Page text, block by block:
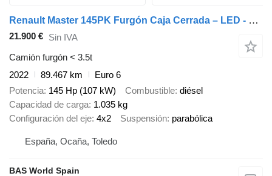
Renault Master 145PK Furgón Caja Cerrada – LED - Navegación – Aire Acond
21.900 € Sin IVA
Camión furgón < 3.5t
2022
89.467 km
Euro 6
Potencia 145 Hp (107 kW) Combustible diésel
Capacidad de carga 1.035 kg
Configuración del eje 4x2 Suspensión parabólica
España, Ocaña, Toledo
BAS World Spain